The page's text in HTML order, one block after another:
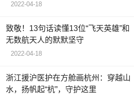
2022-04-18
致敬！13句话读懂13位“飞天英雄”和
无数航天人的默默坚守
2022-04-18
浙江援沪医护在方舱画杭州：穿越山
水，扬帆起“杭”，守护这里